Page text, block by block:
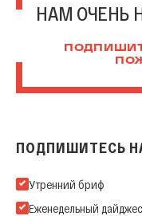
НАМ ОЧЕНЬ
ПОДПИШИТЕСЬ
Подпишитесь на нашу
Утренний бриф
Еженедельный